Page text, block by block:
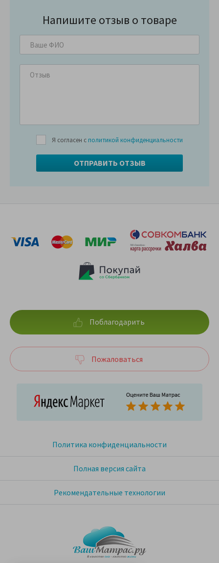
Напишите отзыв о товаре
Я согласен с политикой конфиденциальности
Политика конфиденциальности
Полная версия сайта
Рекомендательные технологии
Поблагодарить
Пожаловаться